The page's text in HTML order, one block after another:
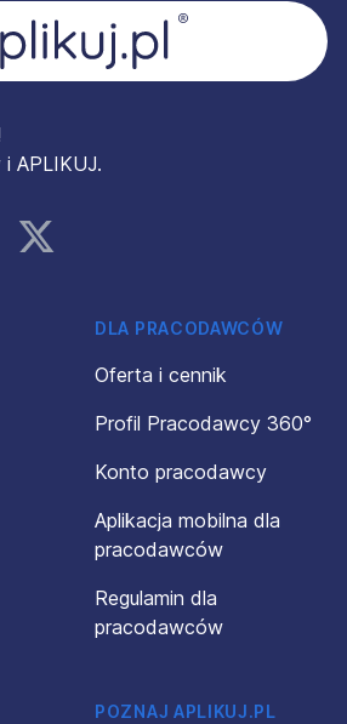
APLIKUJ.
Instagram
DLA PRACODAWCÓW
Oferta i cennik
Profil Pracodawcy 360°
Konto pracodawcy
Aplikacja mobilna dla
pracodawców
Regulamin dla
pracodawców
POZNAJ APLIKUJ.PL